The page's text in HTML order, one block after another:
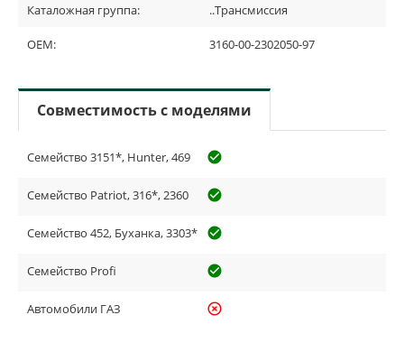
Каталожная группа: ..Трансмиссия
OEM: 3160-00-2302050-97
Совместимость с моделями
Семейство 3151*, Hunter, 469 check_circle_outline
Семейство Patriot, 316*, 2360 check_circle_outline
Семейство 452, Буханка, 3303* check_circle_outline
Семейство Profi check_circle_outline
Автомобили ГАЗ highlight_off